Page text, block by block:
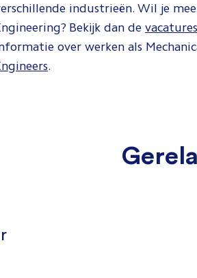
industrieën. Wil je
Bekijk dan de vacatures
over werken als
.